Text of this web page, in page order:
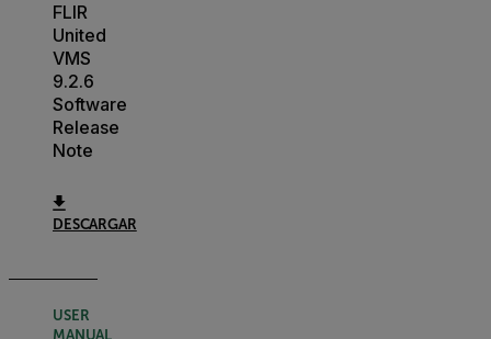
FLIR
United
VMS
9.2.6
Software
Release
Note
DESCARGAR
USER
MANUAL